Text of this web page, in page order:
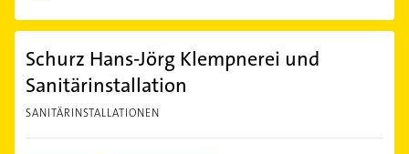
Schurz Hans-Jörg Klempnerei und
Sanitärinstallation
SANITÄRINSTALLATIONEN